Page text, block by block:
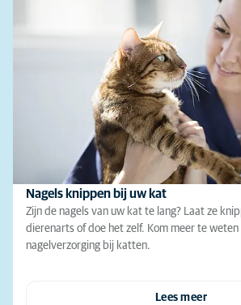
Nagels knippen bij uw kat
Zijn de nagels van uw kat te lang? Laat ze
dierenarts of doe het zelf. Kom meer te weten
nagelverzorging bij katten.
Lees meer